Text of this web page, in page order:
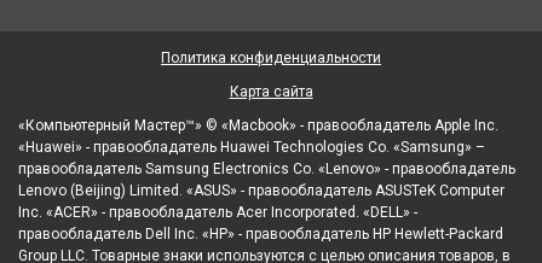
«Компьютерный Мастер™» © «Macbook» - правообладатель Apple Inc.
«Huawei» - правообладатель Huawei Technologies Co. «Samsung» –
правообладатель Samsung Electronics Co. «Lenovo» - правообладатель
Lenovo (Beijing) Limited. «ASUS» - правообладатель ASUSTeK Computer
Inc. «ACER» - правообладатель Acer Incorporated. «DELL» -
правообладатель Dell Inc. «HP» - правообладатель HP Hewlett-Packard
Group LLC. Товарные знаки используются с целью описания товаров, в
Политика конфиденциальности
Карта сайта